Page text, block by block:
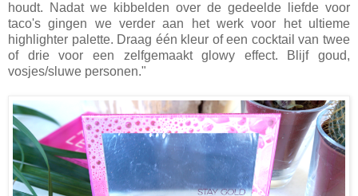
houdt. Nadat we kibbelden over de gedeelde liefde voor
taco's gingen we verder aan het werk voor het ultieme
highlighter palette. Draag één kleur of een cocktail van twee
of drie voor een zelfgemaakt glowy effect. Blijf goud,
vosjes/sluwe personen."